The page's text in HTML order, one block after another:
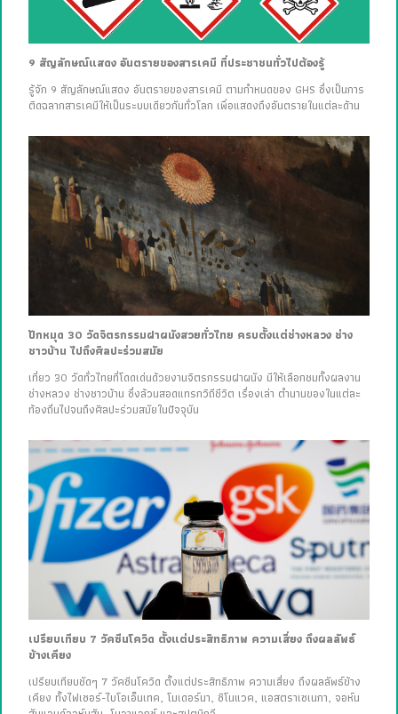
9 สัญลักษณ์แสดง อันตรายของสารเคมี ที่ประชาชนทั่วไปต้องรู้
รู้จัก 9 สัญลักษณ์แสดง อันตรายของสารเคมี ตามกำหนดของ GHS ซึ่งเป็นการ
ติดฉลากสารเคมีให้เป็นระบบเดียวกันทั่วโลก เพื่อแสดงถึงอันตรายในแต่ละด้าน
ปักหมุด 30 วัดจิตรกรรมฝาผนังสวยทั่วไทย ครบตั้งแต่ช่างหลวง ช่าง
ชาวบ้าน ไปถึงศิลปะร่วมสมัย
เที่ยว 30 วัดทั่วไทยที่โดดเด่นด้วยงานจิตรกรรมฝาผนัง มีให้เลือกชมทั้งผลงาน
ช่างหลวง ช่างชาวบ้าน ซึ่งล้วนสอดแทรกวิถีชีวิต เรื่องเล่า ตำนานของในแต่ละ
ท้องถิ่นไปจนถึงศิลปะร่วมสมัยในปัจจุบัน
เปรียบเทียบ 7 วัคซีนโควิด ตั้งแต่ประสิทธิภาพ ความเสี่ยง ถึงผลลัพธ์
ข้างเคียง
เปรียบเทียบชัดๆ 7 วัคซีนโควิด ตั้งแต่ประสิทธิภาพ ความเสี่ยง ถึงผลลัพธ์ข้าง
เคียง ทั้งไฟเซอร์-ไบโอเอ็นเทค, โมเดอร์นา, ซิโนแวค, แอสตราเซเนกา, จอห์น